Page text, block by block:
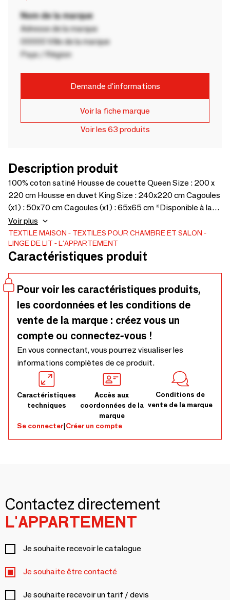
Nom de la marque
Adresse de la marque
00000 Ville de la marque
Pays / Région
Demande d'informations
Voir la fiche marque
Voir les 63 produits
Description produit
100% coton satiné Housse de couette Queen Size : 200 x
220 cm Housse en duvet King Size : 240x220 cm Cagoules
(x1) : 50x70 cm Cagoules (x1) : 65x65 cm *Disponible à la
commande comme un ensemble. Parure de lit comprenant
une housse en duvet, un drap plat, 2 pièces de couvre-lits et
2 pièces de taies d'oreiller. *Disponible à combiner avec
des taies d'oreiller en percale et un drap plat en couleur
Voir plus
TEXTILE MAISON
TEXTILES POUR CHAMBRE ET SALON
LINGE DE LIT
L'APPARTEMENT
Caractéristiques produit
Pour voir les caractéristiques produits,
les coordonnées et les conditions de
vente de la marque : créez vous un
compte ou connectez-vous !
En vous connectant, vous pourrez visualiser les
informations complètes de ce produit.
Caractéristiques
techniques
Accès aux
coordonnées de la
marque
Conditions de
vente de la marque
Se connecter|Créer un compte
Contactez directement
L'APPARTEMENT
Je souhaite recevoir le catalogue
Je souhaite être contacté
Je souhaite recevoir un tarif / devis